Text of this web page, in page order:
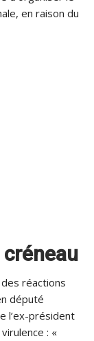
en raison du
créneau
réactions
député
l’ex-président
: «